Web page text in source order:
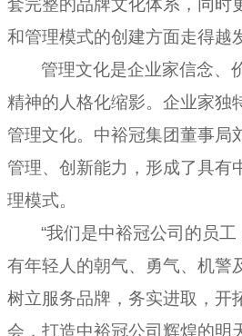
套完整的品牌文化体系，同时
和管理模式的创建方面走得越
管理文化是企业家信念、
精神的人格化缩影。企业家独
管理文化。中裕冠集团董事局
管理、创新能力，形成了具有
理模式。
“我们是中裕冠公司的员
有年轻人的朝气、勇气、机警
树立服务品牌，务实进取，开
会，打造中裕冠公司辉煌的明